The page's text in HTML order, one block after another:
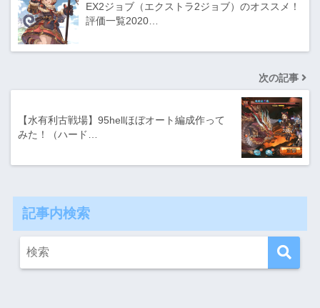
EX2ジョブ（エクストラ2ジョブ）のオススメ！
評価一覧2020…
次の記事
【水有利古戦場】95hellほぼオート編成作って
みた！（ハード…
記事内検索